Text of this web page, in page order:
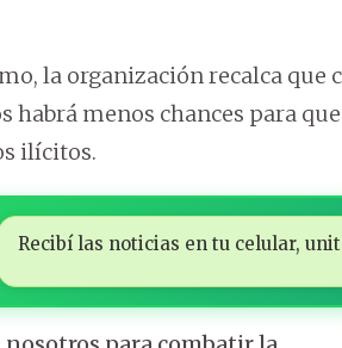
la organización recalca que
habrá menos chances para
ilícitos.
Recibí las noticias en tu celular,